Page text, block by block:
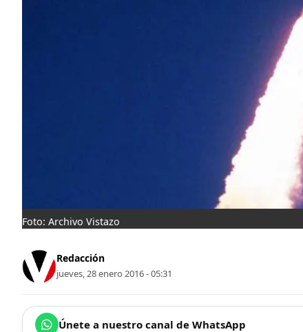
Foto: Archivo Vistazo
Redacción
jueves, 28 enero 2016 - 05:31
Únete a nuestro canal de WhatsApp